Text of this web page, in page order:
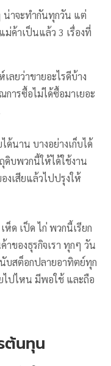
น่าจะทำกันทุกวัน แต่
ม่ค้าเป็นแล้ว 3 เรื่องที่
ลยว่าขายอะไรดีบ้าง
ารซื้อไม่ได้ซื้อมาเยอะ
ด้นาน บางอย่างเก็บได้
ดิบพวกนี้ให้ได้ใช้งาน
งเสียแล้วไปปรุงให้
ห็ด เป็ด ไก่ พวกนี้เรียก
ของธุรกิจเรา ทุกๆ วัน
บสต็อกปลายอาทิตย์ทุก
ไปไหน มีพอใช้ และถือ
ต้นทุน